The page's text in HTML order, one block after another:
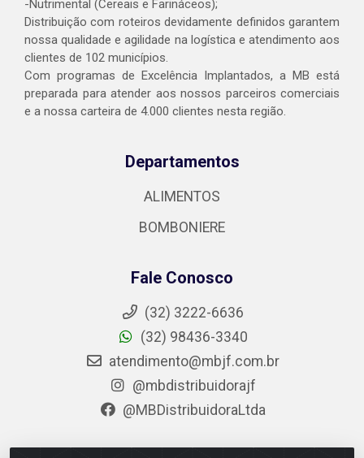
-Nutrimental (Cereais e Farináceos);
Distribuição com roteiros devidamente definidos garantem
nossa qualidade e agilidade na logística e atendimento aos
clientes de 102 municípios.
Com programas de Excelência Implantados, a MB está
preparada para atender aos nossos parceiros comerciais
e a nossa carteira de 4.000 clientes nesta região.
Departamentos
ALIMENTOS
BOMBONIERE
Fale Conosco
(32) 3222-6636
(32) 98436-3340
atendimento@mbjf.com.br
@mbdistribuidorajf
@MBDistribuidoraLtda